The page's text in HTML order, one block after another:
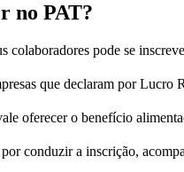
no PAT?
colaboradores pode se
que declaram por Lucro
oferecer o benefício
conduzir a inscrição,